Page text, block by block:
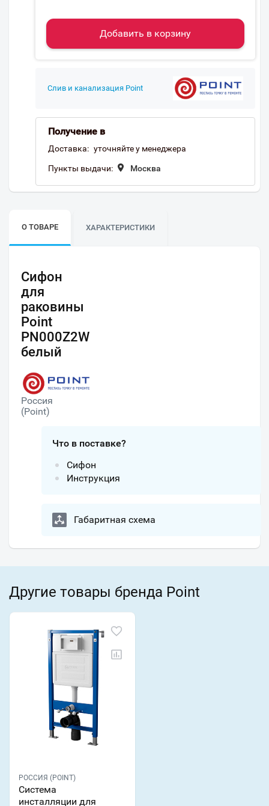
Добавить в корзину
Слив и канализация Point
Получение в
Доставка: уточняйте у менеджера
Пункты выдачи: Москва
О ТОВАРЕ ХАРАКТЕРИСТИКИ
Сифон
для
раковины
Point
PN000Z2W
белый
Россия
(Point)
Что в поставке?
Сифон
Инструкция
Габаритная схема
Другие товары бренда Point
РОССИЯ (POINT)
Система
инсталляции для